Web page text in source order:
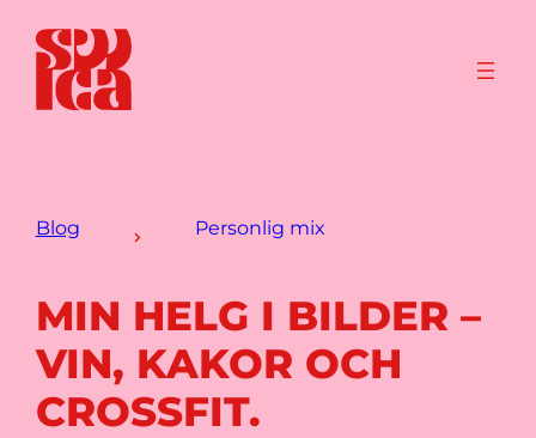
Blog Personlig mix
MIN HELG I BILDER –
VIN, KAKOR OCH
CROSSFIT.